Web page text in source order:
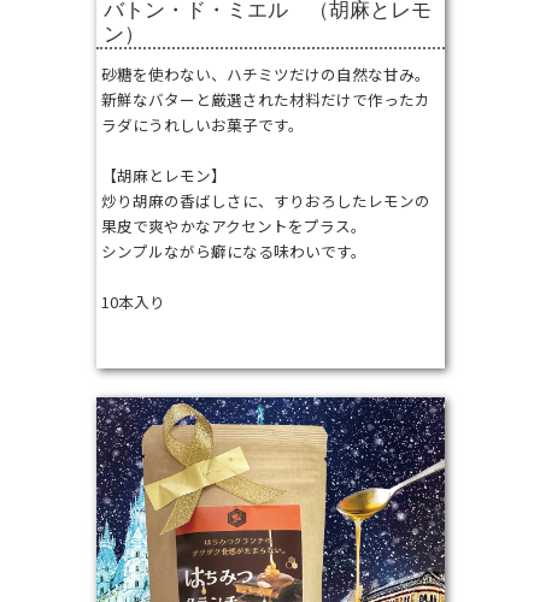
バトン・ド・ミエル （胡麻とレモ
ン）
砂糖を使わない、ハチミツだけの自然な甘み。
新鮮なバターと厳選された材料だけで作ったカ
ラダにうれしいお菓子です。
【胡麻とレモン】
炒り胡麻の香ばしさに、すりおろしたレモンの
果皮で爽やかなアクセントをプラス。
シンプルながら癖になる味わいです。
10本入り